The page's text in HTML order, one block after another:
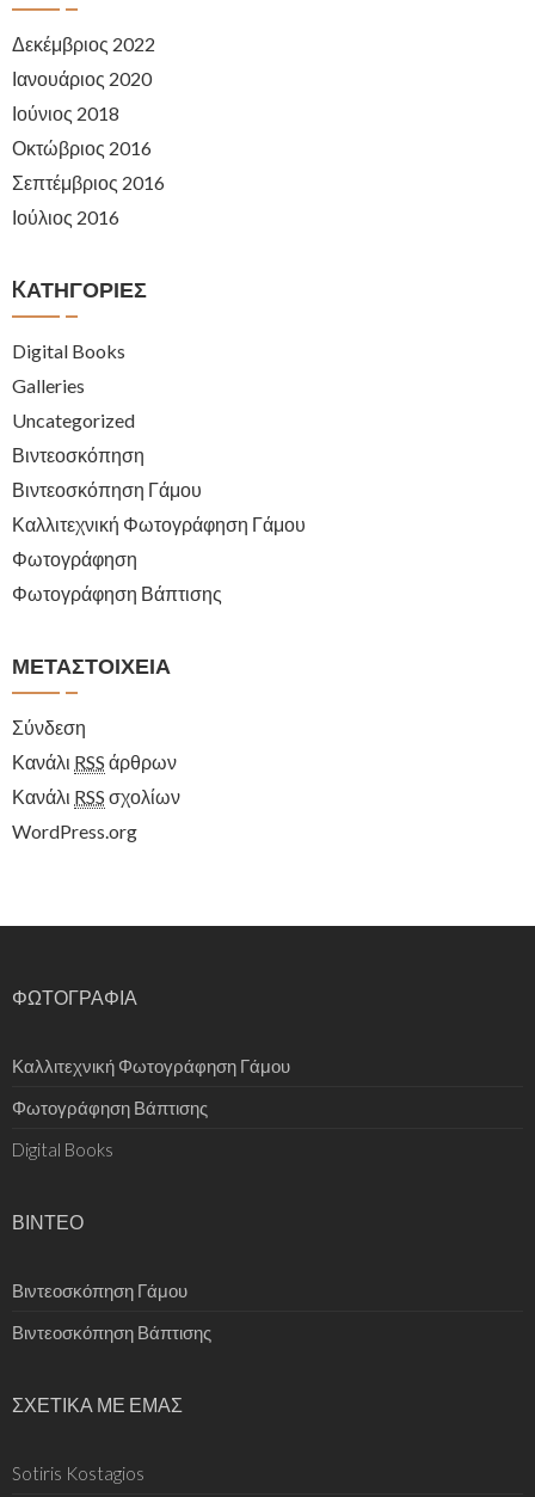
Δεκέμβριος 2022
Ιανουάριος 2020
Ιούνιος 2018
Οκτώβριος 2016
Σεπτέμβριος 2016
Ιούλιος 2016
KΑΤΗΓΟΡΊΕΣ
Digital Books
Galleries
Uncategorized
Βιντεοσκόπηση
Βιντεοσκόπηση Γάμου
Καλλιτεχνική Φωτογράφηση Γάμου
Φωτογράφηση
Φωτογράφηση Βάπτισης
ΜΕΤΑΣΤΟΙΧΕΊΑ
Σύνδεση
Κανάλι RSS άρθρων
Κανάλι RSS σχολίων
WordPress.org
ΦΩΤΟΓΡΑΦΙΑ
Καλλιτεχνική Φωτογράφηση Γάμου
Φωτογράφηση Βάπτισης
Digital Books
ΒΙΝΤΕΟ
Βιντεοσκόπηση Γάμου
Βιντεοσκόπηση Βάπτισης
ΣΧΕΤΙΚΑ ΜΕ ΕΜΑΣ
Sotiris Kostagios